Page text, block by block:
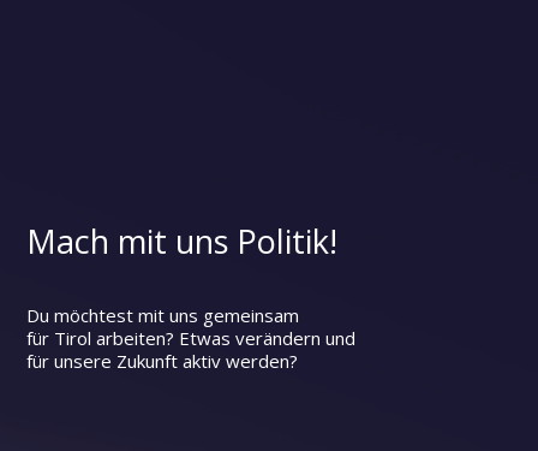
Mach mit uns Politik!
Du möchtest mit uns gemeinsam
für Tirol arbeiten? Etwas verändern und
für unsere Zukunft aktiv werden?